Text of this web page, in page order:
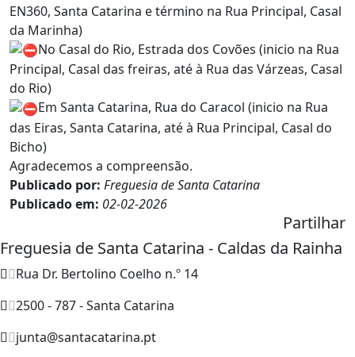
EN360, Santa Catarina e término na Rua Principal, Casal
da Marinha)
No Casal do Rio, Estrada dos Covões (inicio na Rua
Principal, Casal das freiras, até à Rua das Várzeas, Casal
do Rio)
Em Santa Catarina, Rua do Caracol (inicio na Rua
das Eiras, Santa Catarina, até à Rua Principal, Casal do
Bicho)
Agradecemos a compreensão.
Publicado por: Freguesia de Santa Catarina
Publicado em: 02-02-2026
Partilhar
Freguesia de Santa Catarina - Caldas da Rainha
Rua Dr. Bertolino Coelho n.º 14
2500 - 787 - Santa Catarina
junta@santacatarina.pt